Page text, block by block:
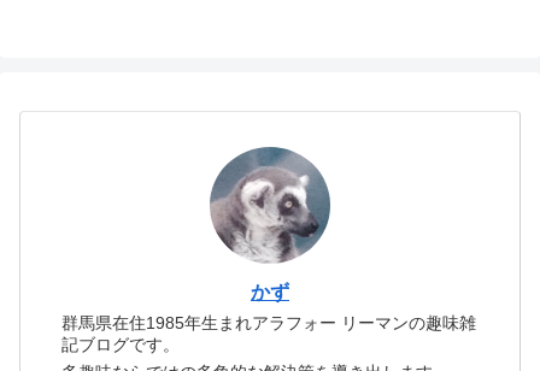
かず
群馬県在住1985年生まれアラフォー リーマンの趣味雑
記ブログです。